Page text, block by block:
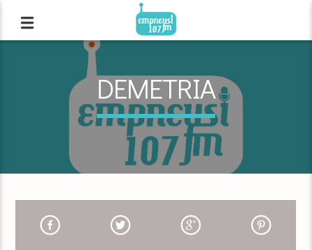
DEMETRIA